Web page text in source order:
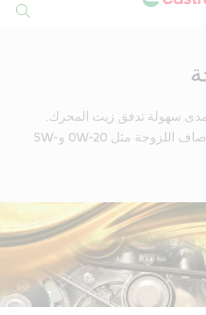
سهولة تدفق زيت المحرك.
نوضح فيما يلي ما تعنيه أوصاف اللزوجة مثل 0W-20 و5W-